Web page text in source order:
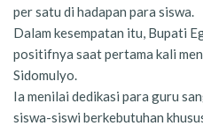
per satu di hadapan para siswa.
Dalam kesempatan itu, Bupati
positifnya saat pertama kali
Sidomulyo.
Ia menilai dedikasi para guru
siswa-siswi berkebutuhan